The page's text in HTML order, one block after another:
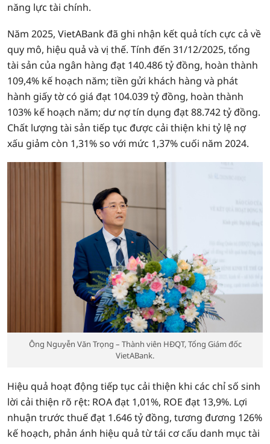
năng lực tài chính.
Năm 2025, VietABank đã ghi nhận kết quả tích cực cả về
quy mô, hiệu quả và vị thế. Tính đến 31/12/2025, tổng
tài sản của ngân hàng đạt 140.486 tỷ đồng, hoàn thành
109,4% kế hoạch năm; tiền gửi khách hàng và phát
hành giấy tờ có giá đạt 104.039 tỷ đồng, hoàn thành
103% kế hoạch năm; dư nợ tín dụng đạt 88.742 tỷ đồng.
Chất lượng tài sản tiếp tục được cải thiện khi tỷ lệ nợ
xấu giảm còn 1,31% so với mức 1,37% cuối năm 2024.
Ông Nguyễn Văn Trọng – Thành viên HĐQT, Tổng Giám đốc
VietABank.
Hiệu quả hoạt động tiếp tục cải thiện khi các chỉ số sinh
lời cải thiện rõ rệt: ROA đạt 1,01%, ROE đạt 13,9%. Lợi
nhuận trước thuế đạt 1.646 tỷ đồng, tương đương 126%
kế hoạch, phản ánh hiệu quả từ tái cơ cấu danh mục tài